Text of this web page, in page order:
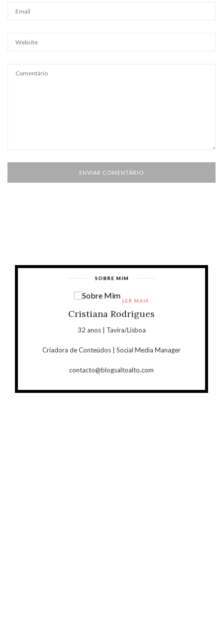
SOBRE MIM
Cristiana Rodrigues
32 anos | Tavira/Lisboa
Criadora de Conteúdos | Social Media Manager
contacto@blogsaltoalto.com
LER MAIS